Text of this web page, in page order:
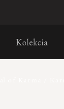
Kolekcia